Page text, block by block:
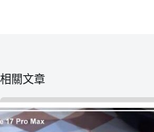
相關文章